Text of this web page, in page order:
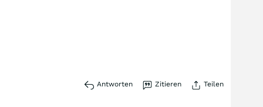
Antworten Zitieren Teilen